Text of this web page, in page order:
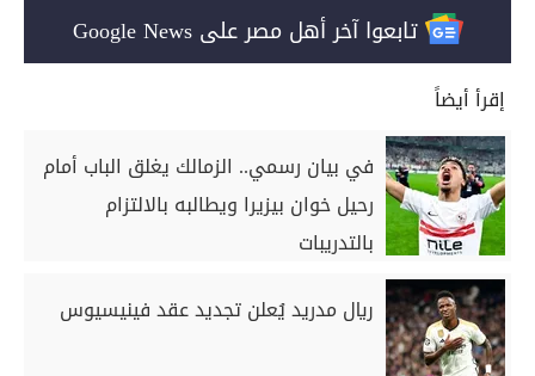
تابعوا آخر أهل مصر على Google News
إقرأ أيضاً
في بيان رسمي.. الزمالك يغلق الباب أمام
رحيل خوان بيزيرا ويطالبه بالالتزام
بالتدريبات
ريال مدريد يُعلن تجديد عقد فينيسيوس